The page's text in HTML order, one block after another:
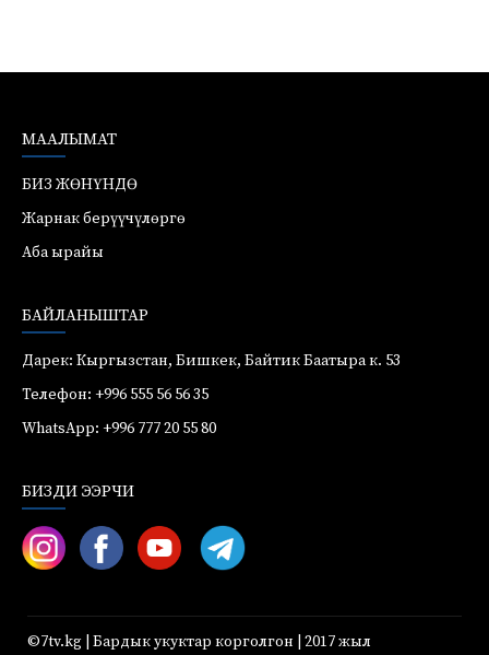
МААЛЫМАТ
БИЗ ЖӨНҮНДӨ
Жарнак берүүчүлөргө
Аба ырайы
БАЙЛАНЫШТАР
Дарек: Кыргызстан, Бишкек, Байтик Баатыра к. 53
Телефон: +996 555 56 56 35
WhatsApp: +996 777 20 55 80
БИЗДИ ЭЭРЧИ
©7tv.kg | Бардык укуктар корголгон | 2017 жыл